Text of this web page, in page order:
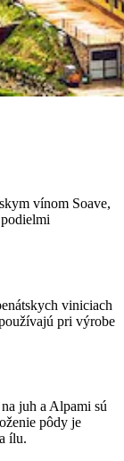
vínom Soave,
viniciach
pri výrobe
juh a Alpami sú
pôdy je
ílu.